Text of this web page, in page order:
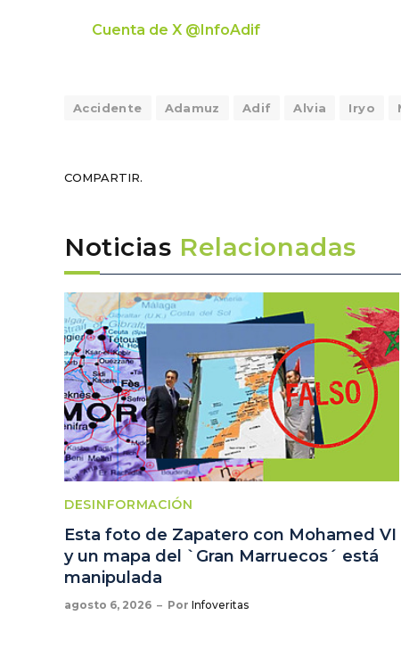
Cuenta de X @InfoAdif
Accidente Adamuz Adif Alvia Iryo
COMPARTIR.
Noticias Relacionadas
DESINFORMACIÓN
Esta foto de Zapatero con Mohamed VI
y un mapa del `Gran Marruecos´ está
manipulada
agosto 6, 2026 Por Infoveritas